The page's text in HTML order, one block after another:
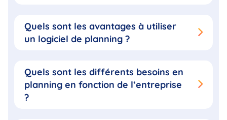
Quels sont les avantages à utiliser
un logiciel de planning ?
Quels sont les différents besoins en
planning en fonction de l’entreprise
?